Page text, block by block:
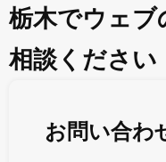
栃木でウェ
相談ください
お問い合わ